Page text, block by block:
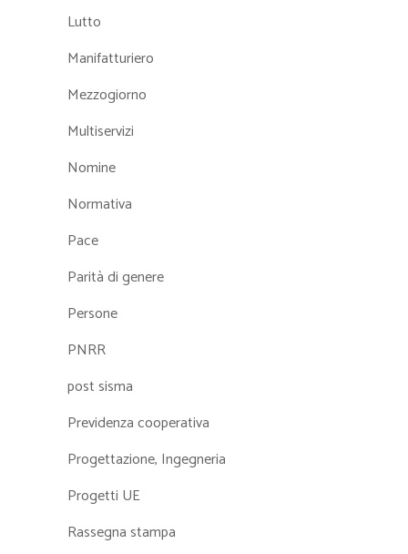
Lutto
Manifatturiero
Mezzogiorno
Multiservizi
Nomine
Normativa
Pace
Parità di genere
Persone
PNRR
post sisma
Previdenza cooperativa
Progettazione, Ingegneria
Progetti UE
Rassegna stampa